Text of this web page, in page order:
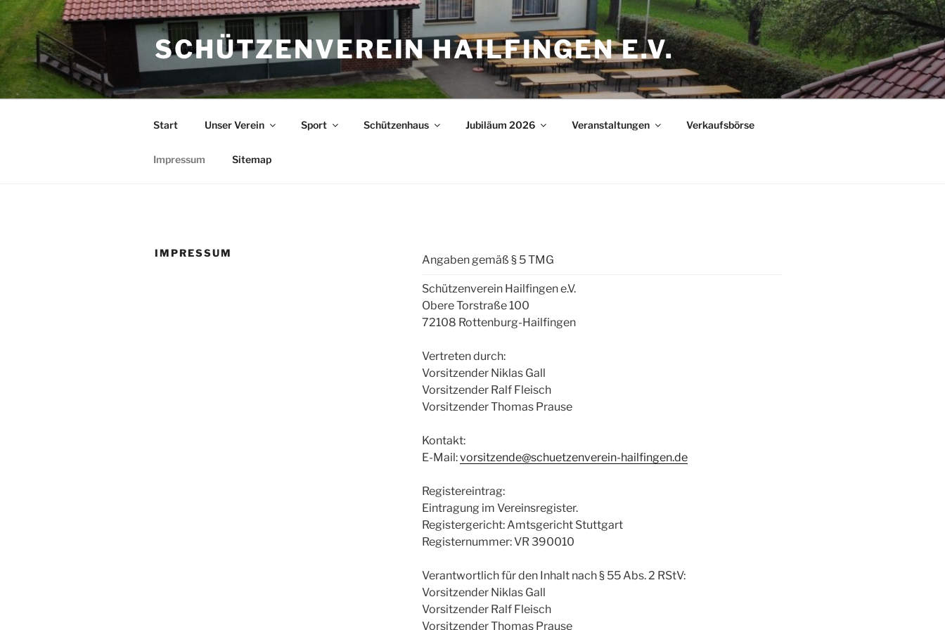
Zum
Inhalt
springen
SCHÜTZENVEREIN HAILFINGEN E.V.
Start Unser Verein Sport Schützenhaus Jubiläum 2026 Veranstaltungen Verkaufsbörse
Impressum Sitemap
IMPRESSUM
Angaben gemäß § 5 TMG
Schützenverein Hailfingen e.V.
Obere Torstraße 100
72108 Rottenburg-Hailfingen
Vertreten durch:
Vorsitzender Niklas Gall
Vorsitzender Ralf Fleisch
Vorsitzender Thomas Prause
Kontakt:
E-Mail:vorsitzende@schuetzenverein-hailfingen.de
Registereintrag:
Eintragung im Vereinsregister.
Registergericht: Amtsgericht Stuttgart
Registernummer: VR 390010
Verantwortlich für den Inhalt nach § 55 Abs. 2 RStV:
Vorsitzender Niklas Gall
Vorsitzender Ralf Fleisch
Vorsitzender Thomas Prause